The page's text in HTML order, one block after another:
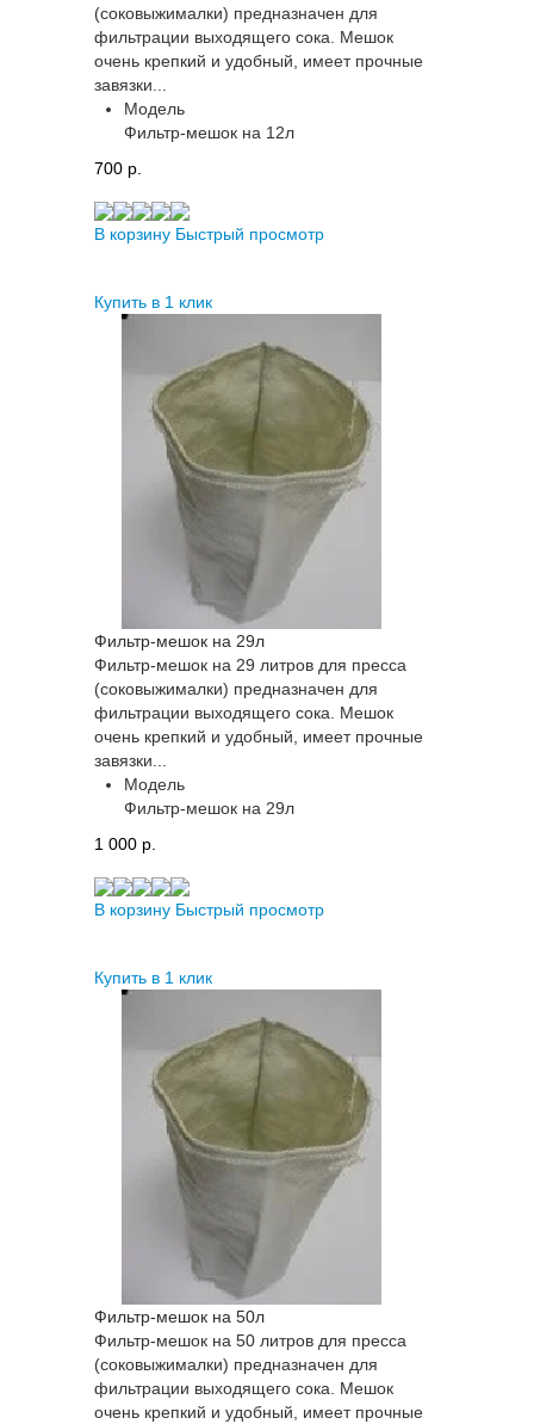
(соковыжималки) предназначен для
фильтрации выходящего сока. Мешок
очень крепкий и удобный, имеет прочные
завязки...
Модель
Фильтр-мешок на 12л
700 p.
В корзину Быстрый просмотр
Купить в 1 клик
Фильтр-мешок на 29л
Фильтр-мешок на 29 литров для пресса
(соковыжималки) предназначен для
фильтрации выходящего сока. Мешок
очень крепкий и удобный, имеет прочные
завязки...
Модель
Фильтр-мешок на 29л
1 000 p.
В корзину Быстрый просмотр
Купить в 1 клик
Фильтр-мешок на 50л
Фильтр-мешок на 50 литров для пресса
(соковыжималки) предназначен для
фильтрации выходящего сока. Мешок
очень крепкий и удобный, имеет прочные